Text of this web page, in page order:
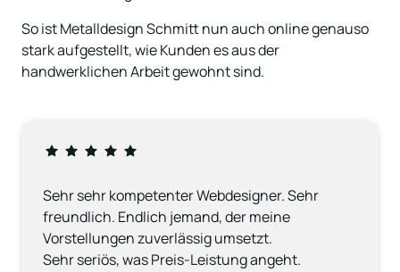
So ist Metalldesign Schmitt nun auch online genauso
stark aufgestellt, wie Kunden es aus der
handwerklichen Arbeit gewohnt sind.
Sehr sehr kompetenter Webdesigner. Sehr
freundlich. Endlich jemand, der meine
Vorstellungen zuverlässig umsetzt.
Sehr seriös, was Preis-Leistung angeht.